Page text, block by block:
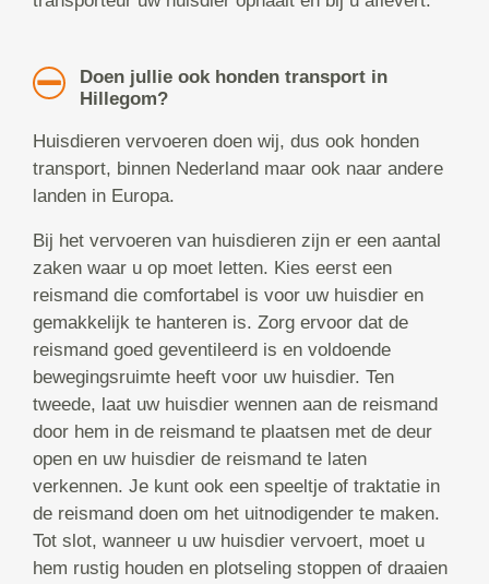
Doen jullie ook honden transport in
Hillegom?
Huisdieren vervoeren doen wij, dus ook honden
transport, binnen Nederland maar ook naar andere
landen in Europa.
Bij het vervoeren van huisdieren zijn er een aantal
zaken waar u op moet letten. Kies eerst een
reismand die comfortabel is voor uw huisdier en
gemakkelijk te hanteren is. Zorg ervoor dat de
reismand goed geventileerd is en voldoende
bewegingsruimte heeft voor uw huisdier. Ten
tweede, laat uw huisdier wennen aan de reismand
door hem in de reismand te plaatsen met de deur
open en uw huisdier de reismand te laten
verkennen. Je kunt ook een speeltje of traktatie in
de reismand doen om het uitnodigender te maken.
Tot slot, wanneer u uw huisdier vervoert, moet u
hem rustig houden en plotseling stoppen of draaien